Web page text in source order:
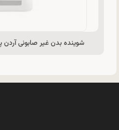
شوینده بدن غیر صابونی آردن